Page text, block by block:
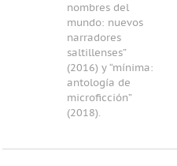
nombres del
mundo: nuevos
narradores
saltillenses”
(2016) y “mínima:
antología de
microficción”
(2018).